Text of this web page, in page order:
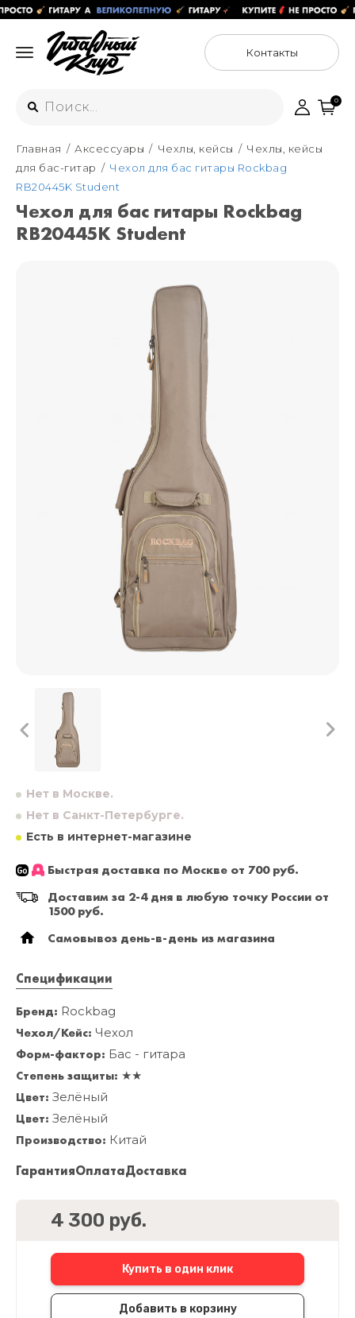
Контакты
Интернет-магазин
+7 (925) 125-54-44
Москва
+7 (925) 176-55-65
ул. Большая Новодмитровская 36с15,
Санкт-Петербург
+7 (925) 879-85-35
Санкт-Петербург
+7 (999) 213-51-93
0
Главная Аксессуары Чехлы, кейсы
Чехлы, кейсы
для бас-гитар
Чехол для бас гитары Rockbag
RB20445K Student
Чехол для бас гитары Rockbag
RB20445K Student
Нет в Москве.
Нет в Санкт-Петербурге.
Есть в интернет-магазине
Быстрая доставка по Москве от 700 руб.
Доставим за 2-4 дня в любую точку России от
1500 руб.
Самовывоз день-в-день из магазина
Спецификации
Бренд: Rockbag
Чехол/Кейс: Чехол
Форм-фактор: Бас - гитара
Степень защиты: ★★
Цвет: Зелёный
Цвет: Зелёный
Производство: Китай
ГарантияОплатаДоставка
4 300 руб.
Купить в один клик
Добавить в корзину